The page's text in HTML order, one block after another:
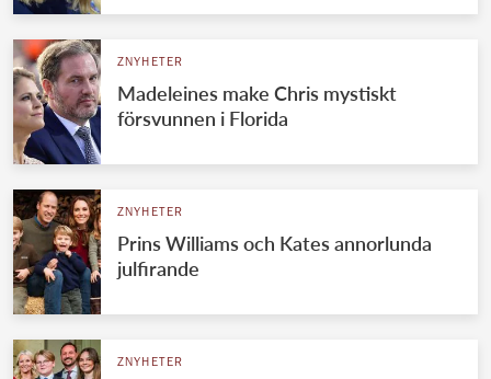
ZNYHETER
Madeleines make Chris mystiskt
försvunnen i Florida
ZNYHETER
Prins Williams och Kates annorlunda
julfirande
ZNYHETER